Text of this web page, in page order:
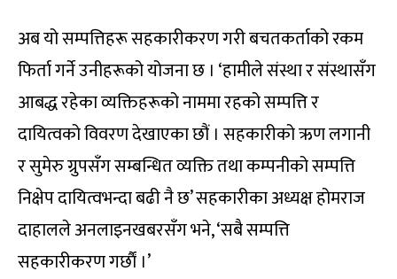
अब यो सम्पत्तिहरू सहकारीकरण गरी बचतकर्ताको रकम
फिर्ता गर्ने उनीहरूको योजना छ । ‘हामीले संस्था र संस्थासँग
आबद्ध रहेका व्यक्तिहरूको नाममा रहको सम्पत्ति र
दायित्वको विवरण देखाएका छौं । सहकारीको ऋण लगानी
र सुमेरु ग्रुपसँग सम्बन्धित व्यक्ति तथा कम्पनीको सम्पत्ति
निक्षेप दायित्वभन्दा बढी नै छ’ सहकारीका अध्यक्ष होमराज
दाहालले अनलाइनखबरसँग भने, ‘सबै सम्पत्ति
सहकारीकरण गर्छाैं ।’